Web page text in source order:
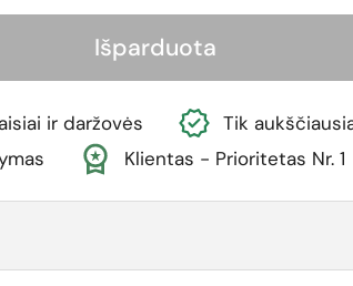
Išparduota
ir daržovės
Tik
Klientas - Prioritetas Nr. 1